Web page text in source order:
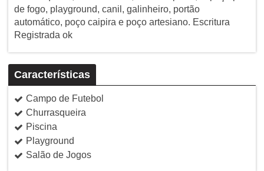
de fogo, playground, canil, galinheiro, portão
automático, poço caipira e poço artesiano. Escritura
Registrada ok
Características
Campo de Futebol
Churrasqueira
Piscina
Playground
Salão de Jogos